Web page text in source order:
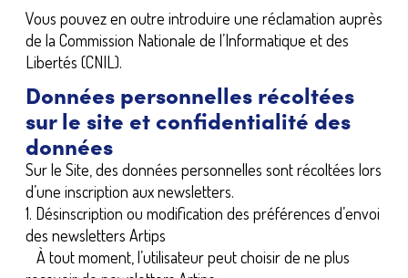
Vous pouvez en outre introduire une réclamation auprès
de la Commission Nationale de l’Informatique et des
Libertés (CNIL).
Données personnelles récoltées
sur le site et confidentialité des
données
Sur le Site, des données personnelles sont récoltées lors
d’une inscription aux newsletters.
1. Désinscription ou modification des préférences d’envoi
des newsletters Artips
À tout moment, l’utilisateur peut choisir de ne plus